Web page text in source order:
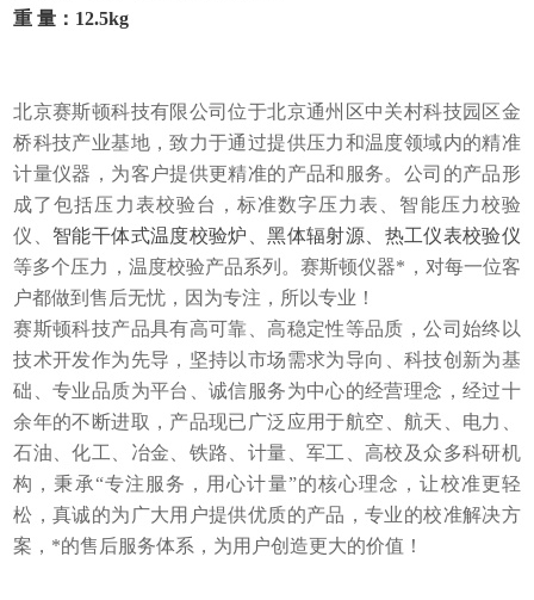
重 量：12.5kg
北京赛斯顿科技有限公司位于北京通州区中关村科技园区金
桥科技产业基地，致力于通过提供压力和温度领域内的精准
计量仪器，为客户提供更精准的产品和服务。 公司的产品形
成了包括压力表校验台， 标准数字压力表、 智能压力校验
仪、 智能干体式温度校验炉、黑体辐射源、热工仪表校验仪
等多个压力，温度校验产品系列。赛斯顿仪器*，对每一位客
户都做到售后无忧，因为专注，所以专业！
赛斯顿科技产品具有高可靠、高稳定性等品质 ，公司始终以
技术开发作为先导， 坚持以市场需求为导向、科技创新为基
础、专业品质为平台、诚信服务为中心的经营理念，经过十
余年的不断进取 ， 产品现已广泛应用于航空、航天、电力、
石油、化工、冶金、铁路、计量、军工、高校及众多科研机
构 ， 秉承“专注服务，用心计量”的核心理念 ，让校准更轻
松，真诚的为广大用户提供优质的产品，专业的校准解决方
案，*的售后服务体系 ，为用户创造更大的价值！